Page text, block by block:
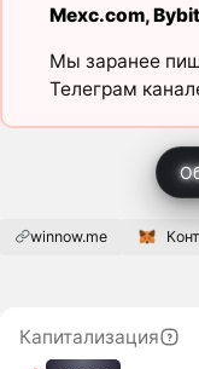
Mexc.com,
Мы заранее
Телеграм
winnow.me
Капитализация